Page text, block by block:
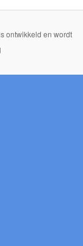
ontwikkeld en wordt